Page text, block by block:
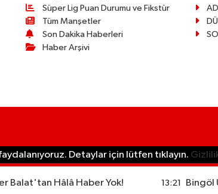
Süper Lig Puan Durumu ve Fikstür
Tüm Manşetler
Son Dakika Haberleri
Haber Arşivi
Detaylar için lütfen tıklayın.
Balat'tan Hâlâ Haber Yok! 13:21 Bingöl